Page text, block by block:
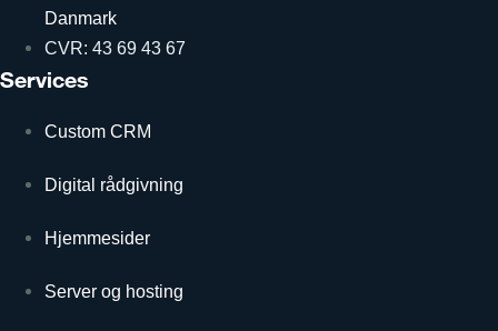
Danmark
CVR: 43 69 43 67
Services
Custom CRM
Digital rådgivning
Hjemmesider
Server og hosting